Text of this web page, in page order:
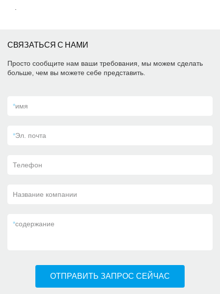
СВЯЗАТЬСЯ С НАМИ
Просто сообщите нам ваши требования, мы можем сделать
больше, чем вы можете себе представить.
*имя
*Эл. почта
Телефон
Название компании
*содержание
ОТПРАВИТЬ ЗАПРОС СЕЙЧАС